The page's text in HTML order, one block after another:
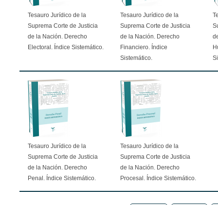
Tesauro Jurídico de la
Suprema Corte de Justicia
de la Nación. Derecho
Electoral. Índice Sistemático.
Tesauro Jurídico de la
Suprema Corte de Justicia
de la Nación. Derecho
Financiero. Índice
Sistemático.
Tesauro Jurídico de la
Suprema Corte de Justicia
de la Nación. Derecho
Penal. Índice Sistemático.
Tesauro Jurídico de la
Suprema Corte de Justicia
de la Nación. Derecho
Procesal. Índice Sistemático.